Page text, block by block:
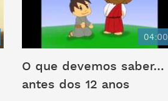
04:00
O que devemos saber…
antes dos 12 anos